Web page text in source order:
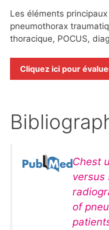
Les éléments
pneumothorax
thoracique, POCUS,
Cliquez ici pour
Chest
versus
of